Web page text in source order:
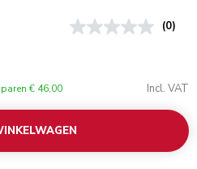
(0)
€ 46,00 Incl. VAT